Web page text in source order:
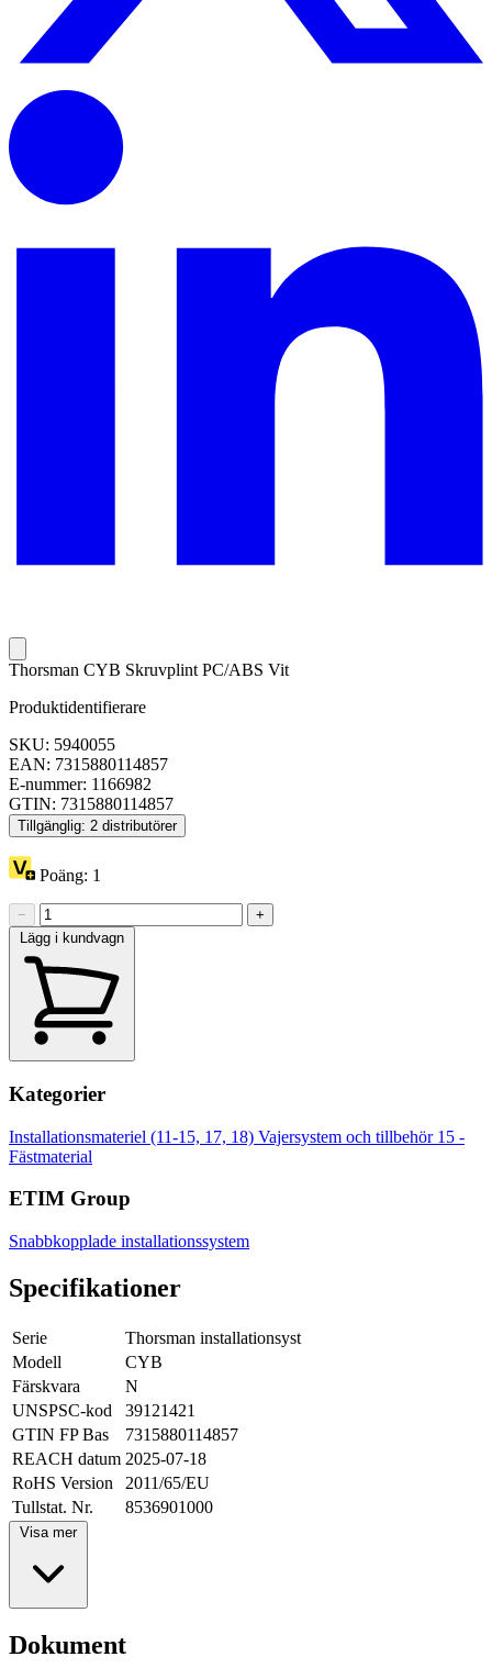
Thorsman CYB Skruvplint PC/ABS Vit
Produktidentifierare
SKU: 5940055
EAN: 7315880114857
E-nummer: 1166982
GTIN: 7315880114857
Tillgänglig: 2 distributörer
Poäng: 1
−
+
Lägg i kundvagn
Kategorier
Installationsmateriel (11-15, 17, 18) Vajersystem och tillbehör 15 -
Fästmaterial
ETIM Group
Snabbkopplade installationssystem
Specifikationer
Serie
Thorsman installationsyst
Modell
CYB
Färskvara
N
UNSPSC-kod
39121421
GTIN FP Bas
7315880114857
REACH datum 2025-07-18
RoHS Version
2011/65/EU
Tullstat. Nr.
8536901000
Visa mer
Dokument